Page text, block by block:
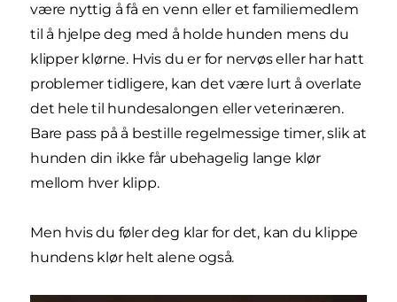
være nyttig å få en venn eller et familiemedlem
til å hjelpe deg med å holde hunden mens du
klipper klørne. Hvis du er for nervøs eller har hatt
problemer tidligere, kan det være lurt å overlate
det hele til hundesalongen eller veterinæren.
Bare pass på å bestille regelmessige timer, slik at
hunden din ikke får ubehagelig lange klør
mellom hver klipp.
Men hvis du føler deg klar for det, kan du klippe
hundens klør helt alene også.